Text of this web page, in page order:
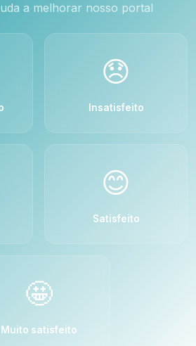
a melhorar nosso portal
😞
Insatisfeito
😊
Satisfeito
🤩
Muito satisfeito